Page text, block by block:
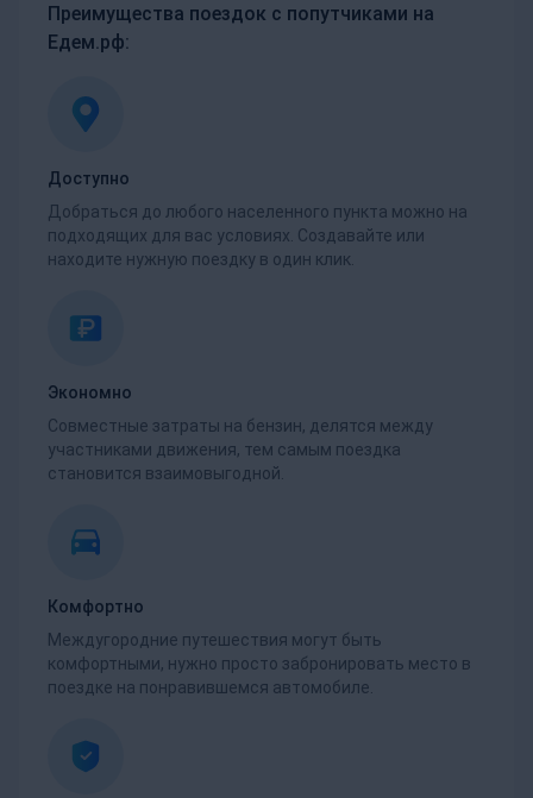
Преимущества поездок с попутчиками на
Едем.рф:
Доступно
Добраться до любого населенного пункта можно на
подходящих для вас условиях. Создавайте или
находите нужную поездку в один клик.
Экономно
Совместные затраты на бензин, делятся между
участниками движения, тем самым поездка
становится взаимовыгодной.
Комфортно
Междугородние путешествия могут быть
комфортными, нужно просто забронировать место в
поездке на понравившемся автомобиле.